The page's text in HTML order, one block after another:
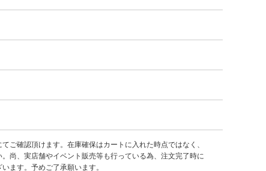
ご確認頂けます。在庫確保はカートに入れた時点ではなく、
尚、実店舗やイベント販売等も行っている為、注文完了時に
ます。予めご了承願います。